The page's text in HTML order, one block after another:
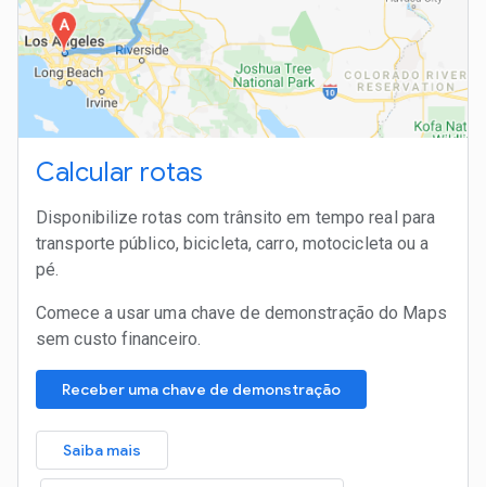
Calcular rotas
Disponibilize rotas com trânsito em tempo real para
transporte público, bicicleta, carro, motocicleta ou a
pé.
Comece a usar uma chave de demonstração do Maps
sem custo financeiro.
Receber uma chave de demonstração
Saiba mais